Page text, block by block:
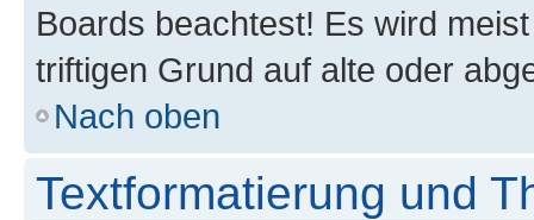
Boards beachtest! Es wird
triftigen Grund auf alte oder
Nach oben
Textformatierung und